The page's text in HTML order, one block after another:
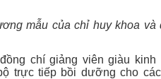
mẫu của chỉ huy khoa và
chí giảng viên giàu kinh
trực tiếp bồi dưỡng cho